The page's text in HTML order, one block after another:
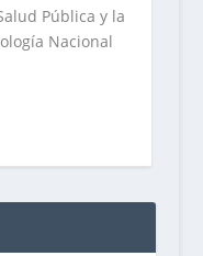
Pública y la
Nacional